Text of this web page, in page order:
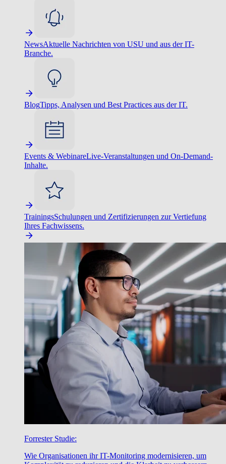
NewsAktuelle Nachrichten von USU und aus der IT-
Branche.
BlogTipps, Analysen und Best Practices aus der IT.
Events & WebinareLive-Veranstaltungen und On-Demand-
Inhalte.
TrainingsSchulungen und Zertifizierungen zur Vertiefung
Ihres Fachwissens.
Forrester Studie:
Wie Organisationen ihr IT-Monitoring modernisieren, um